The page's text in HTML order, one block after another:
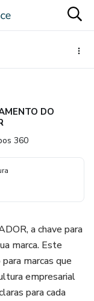
DO
360
a chave para
marca. Este
marcas que
empresarial
para cada